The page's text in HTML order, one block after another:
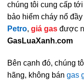
chúng tôi cung cấp
bảo hiểm cháy nổ
Petro, giá gas được
GasLuaXanh.com
Bên cạnh đó, chúng
hãng, không bán gas